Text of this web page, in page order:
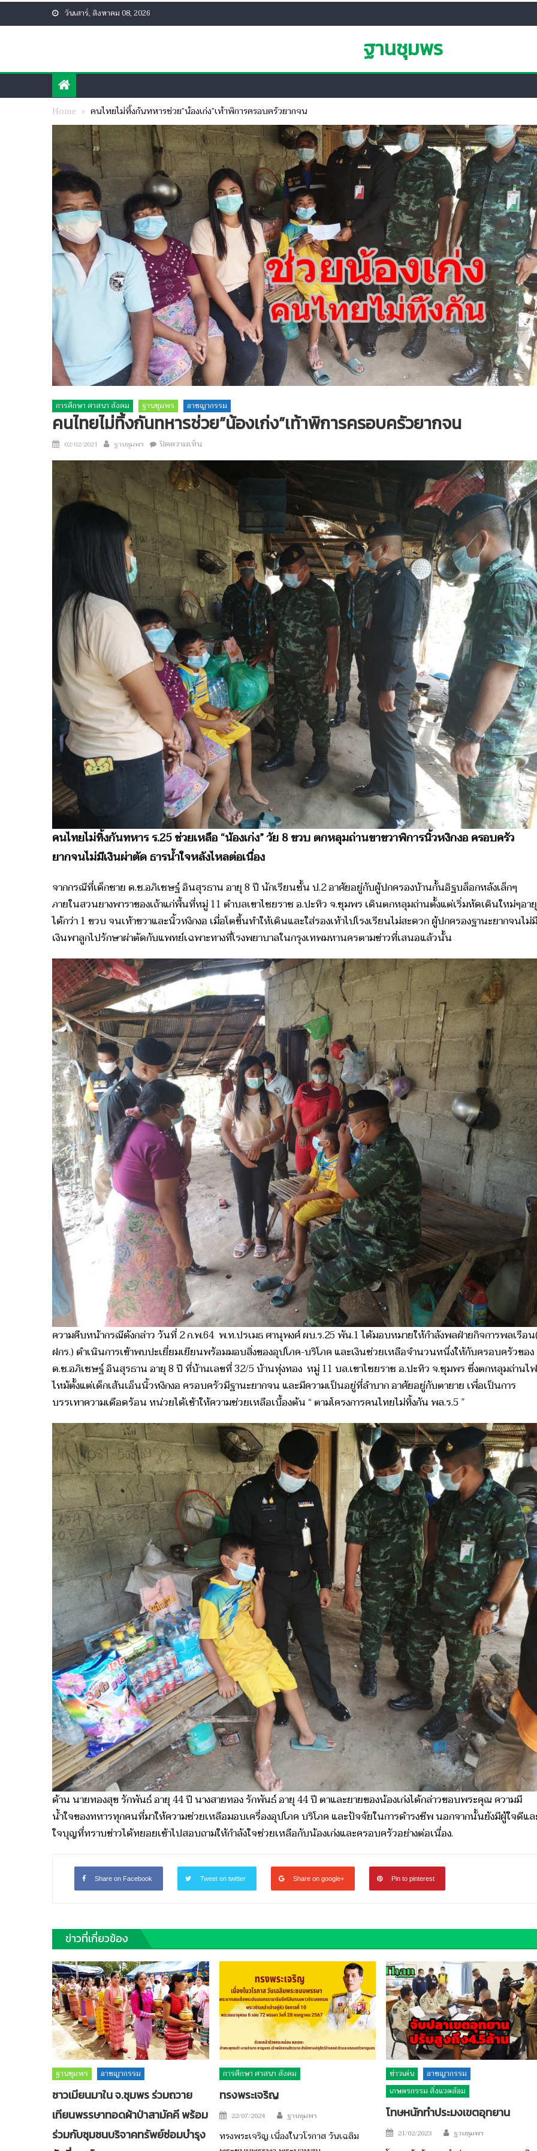
วันเสาร์, สิงหาคม 08, 2026
ฐานชุมพร
Home คนไทยไม่ทิ้งกันทหารช่วย”น้องเก่ง”เท้าพิการครอบครัวยากจน
การศึกษา ศาสนา สังคม ฐานชุมพร อาชญากรรม
คนไทยไม่ทิ้งกันทหารช่วย”น้องเก่ง”เท้าพิการครอบครัวยากจน
Posted
02/02/2021 Author
ฐานชุมพร ปิดความเห็น
ไทย
ไม่
ทิ้ง
กัน
ทหาร
ช่วย”น้อง
เก่ง”เท้า
พิการ
ครอบครัว
ยากจน
คนไทยไม่ทิ้งกันทหาร ร.25 ช่วยเหลือ “น้องเก่ง” วัย 8 ขวบ ตกหลุมถ่านขาขวาพิการนิ้วหงิกงอ ครอบครัว
ยากจนไม่มีเงินผ่าตัด ธารน้ำใจหลังไหลต่อเนื่อง
จากกรณีที่เด็กชาย ด.ช.อภิเชษฐ์ อินสุรธาน อายุ 8 ปี นักเรียนชั้น ป.2 อาศัยอยู่กับผู้ปกครองบ้านกั้นอิฐบล็อกหลังเล็กๆ
ภายในสวนยางพาราของเถ้าแก่พื้นที่หมู่ 11 ตำบลเขาไชยราช อ.ปะทิว จ.ชุมพร เดินตกหลุมถ่านตั้งแต่เริ่มหัดเดินใหม่ๆอายุ
ได้กว่า 1 ขวบ จนเท้าขวาและนิ้วหงิกงอ เมื่อโตขึ้นทำให้เดินและใส่รองเท้าไปโรงเรียนไม่สะดวก ผู้ปกครองฐานะยากจนไม่มี
เงินพาลูกไปรักษาผ่าตัดกับแพทย์เฉพาะทางที่โรงพยาบาลในกรุงเทพมหานครตามข่าวที่เสนอแล้วนั้น
ความคืบหน้ากรณีดังกล่าว วันที่ 2 ก.พ.64 พ.ท.ปรเมธ ศานุพงศ์ ผบ.ร.25 พัน.1 ได้มอบหมายให้กำลังพลฝ่ายกิจการพลเรือ
ฝกร.) ดำเนินการเข้าพบปะเยี่ยมเยียนพร้อมมอบสิ่งของอุปโภค-บริโภค และเงินช่วยเหลือจำนวนหนึ่งให้กับครอบครัวของ
ด.ช.อภิเชษฐ์ อินสุรธาน อายุ 8 ปี ที่บ้านเลขที่ 32/5 บ้านทุ่งทอง หมู่ 11 บล.เขาไชยราช อ.ปะทิว จ.ชุมพร ซึ่งตกหลุมถ่านไฟ
ไหม้ตั้งแต่เด็กเส้นเอ็นนิ้วหงิกงอ ครอบครัวมีฐานะยากจน และมีความเป็นอยู่ที่ลำบาก อาศัยอยู่กับตายาย เพื่อเป็นการ
บรรเทาความเดือดร้อน หน่วยได้เข้าให้ความช่วยเหลือเบื้องต้น “ ตามโครงการคนไทยไม่ทิ้งกัน พล.ร.5 ”
ด้าน นายทองสุข รักพันธ์ อายุ 44 ปี นางสายทอง รักพันธ์ อายุ 44 ปี ตาและยายของน้องเก่งได้กล่าวขอบพระคุณ ความมี
น้ำใจของทหารทุกคนที่มาให้ความช่วยเหลือมอบเครื่องอุปโภค บริโภค และปัจจัยในการดำรงชีพ นอกจากนั้นยังมีผู้ใจดีแ
ใจบุญที่ทราบข่าวได้ทยอยเข้าไปสอบถามให้กำลังใจช่วยเหลือกับน้องเก่งและครอบครัวอย่างต่อเนื่อง.
Share on Facebook Tweet on twitter Share on google+ Pin to pinterest
ข่าวที่เกี่ยวข้อง
ฐานชุมพร อาชญากรรม
ชาวเมียนมาใน จ.ชุมพร ร่วมถวาย
เทียนพรรษาทอดผ้าป่าสามัคคี พร้อม
ร่วมกับชุมชนบริจาคทรัพย์ซ่อมบำรุง
การศึกษา ศาสนา สังคม
ทรงพระเจริญ
Posted
22/07/2024 Author
ฐานชุมพร
ทรงพระเจริญ เนื่องในวโรกาส วันเฉลิม
ข่าวเด่น
อาชญากรรม
เกษตรกรรม สิ่งแวดล้อม
โทษหนักทำประมงเขตอุทยาน
Posted
21/02/2023 Author
ฐานชุมพร